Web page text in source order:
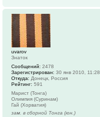
uvarov
Знаток
Сообщений: 2478
Зарегистрирован: 30 янв 2010, 11:28
Откуда: Донецк, Россия
Рейтинг: 591
Марист (Тонга)
Олимпия (Суринам)
Гай (Хорватия)
зам. в сборной Тонга (юн.)